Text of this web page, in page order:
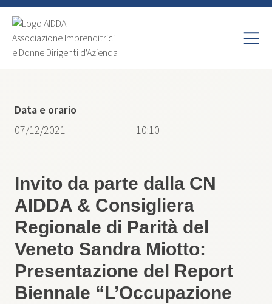
Invito da parte dalla CN
AIDDA & Consigliera
Regionale di Parità del
Veneto Sandra Miotto:
Presentazione del Report
Biennale “L’Occupazione
Data e orario
07/12/2021
10:10